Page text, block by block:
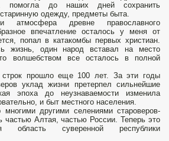
помогла до наших дней сохранить
одежду, предметы быта.
атмосфера древне православного
впечатление осталось у меня от
попал в катакомбы первых христиан.
жизнь, один народ вставал на место
волшебством все осталось в полной
строк прошло еще 100 лет. За эти годы
уклад жизни претерпел сильнейшие
эпоха до неузнаваемости изменила
и быт местного населения.
другими селениями староверов-
частью Алтая, частью России. Теперь это
область суверенной республики